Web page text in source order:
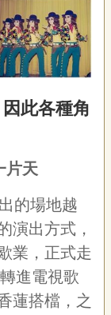
此各種角
片天
的場地越
演出方式，
業，正式走
進電視歌
蓮搭檔，之